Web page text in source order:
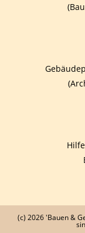
(c) 2026 'Bauen &